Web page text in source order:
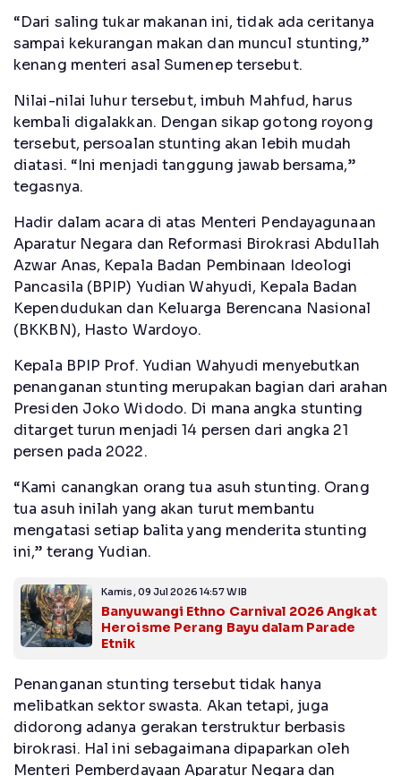
“Dari saling tukar makanan ini, tidak ada ceritanya
sampai kekurangan makan dan muncul stunting,”
kenang menteri asal Sumenep tersebut.
Nilai-nilai luhur tersebut, imbuh Mahfud, harus
kembali digalakkan. Dengan sikap gotong royong
tersebut, persoalan stunting akan lebih mudah
diatasi. “Ini menjadi tanggung jawab bersama,”
tegasnya.
Hadir dalam acara di atas Menteri Pendayagunaan
Aparatur Negara dan Reformasi Birokrasi Abdullah
Azwar Anas, Kepala Badan Pembinaan Ideologi
Pancasila (BPIP) Yudian Wahyudi, Kepala Badan
Kependudukan dan Keluarga Berencana Nasional
(BKKBN), Hasto Wardoyo.
Kepala BPIP Prof. Yudian Wahyudi menyebutkan
penanganan stunting merupakan bagian dari arahan
Presiden Joko Widodo. Di mana angka stunting
ditarget turun menjadi 14 persen dari angka 21
persen pada 2022.
“Kami canangkan orang tua asuh stunting. Orang
tua asuh inilah yang akan turut membantu
mengatasi setiap balita yang menderita stunting
ini,” terang Yudian.
Kamis, 09 Jul 2026 14:57 WIB
Banyuwangi Ethno Carnival 2026 Angkat
Heroisme Perang Bayu dalam Parade
Etnik
Penanganan stunting tersebut tidak hanya
melibatkan sektor swasta. Akan tetapi, juga
didorong adanya gerakan terstruktur berbasis
birokrasi. Hal ini sebagaimana dipaparkan oleh
Menteri Pemberdayaan Aparatur Negara dan